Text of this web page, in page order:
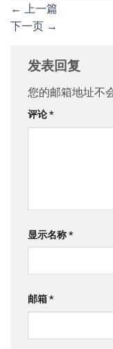
← 上一篇
下一页 →
发表回复
您的邮箱地址不
评论*
显示名称*
邮箱*